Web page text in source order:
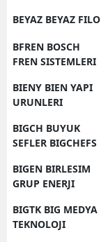
BEYAZ BEYAZ FILO
BFREN BOSCH
FREN SISTEMLERI
BIENY BIEN YAPI
URUNLERI
BIGCH BUYUK
SEFLER BIGCHEFS
BIGEN BIRLESIM
GRUP ENERJI
BIGTK BIG MEDYA
TEKNOLOJI